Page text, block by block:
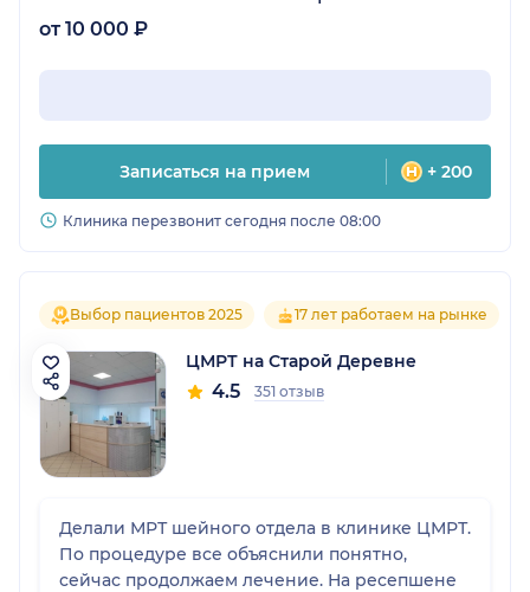
от 10 000 ₽
Записаться на прием + 200
Клиника перезвонит сегодня после 08:00
Выбор пациентов 2025 17 лет работаем на рынке
ЦМРТ на Старой Деревне
4.5 351 отзыв
Делали МРТ шейного отдела в клинике ЦМРТ.
По процедуре все объяснили понятно,
сейчас продолжаем лечение. На ресепшене